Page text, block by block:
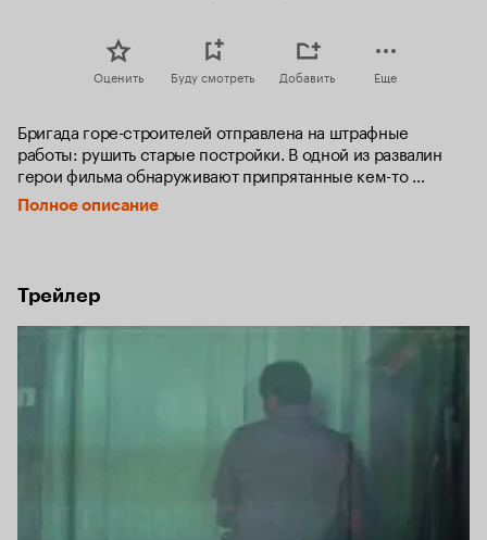
Оценить Буду смотреть Добавить Еще
Бригада горе-строителей отправлена на штрафные
работы: рушить старые постройки. В одной из развалин
герои фильма обнаруживают припрятанные кем-то
золотые слитки. Перед ними дилемма: получить за
находку четверть стоимости клада - или сбыть золото
Полное описание
Трейлер